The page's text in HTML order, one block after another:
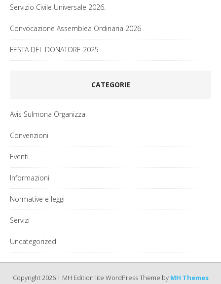
Servizio Civile Universale 2026.
Convocazione Assemblea Ordinaria 2026
FESTA DEL DONATORE 2025
CATEGORIE
Avis Sulmona Organizza
Convenzioni
Eventi
Informazioni
Normative e leggi
Servizi
Uncategorized
Copyright 2026 | MH Edition lite WordPress Theme by MH Themes